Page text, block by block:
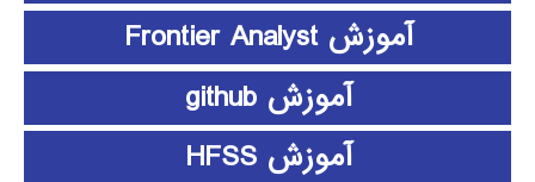
آموزش Frontier Analyst
آموزش github
آموزش HFSS